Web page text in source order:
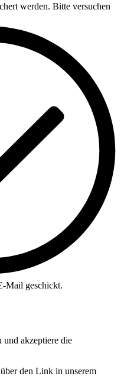
werden. Bitte versuchen
Mail geschickt.
und akzeptiere die
den Link in unserem